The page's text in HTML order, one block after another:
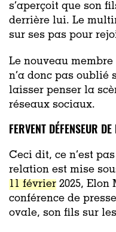
s’aperçoit que son
derrière lui. Le
sur ses pas pour
Le nouveau
n’a donc pas oublié
laisser penser la
réseaux sociaux.
FERVENT DÉFENSEUR
Ceci dit, ce n’est
relation est mise
11 février 2025, Elon
conférence de
ovale, son fils sur